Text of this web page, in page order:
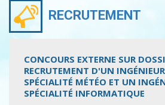
RECRUTEMENT
CONCOURS EXTERNE SUR
RECRUTEMENT D'UN
SPÉCIALITÉ MÉTÉO ET UN
SPÉCIALITÉ INFORMATIQUE